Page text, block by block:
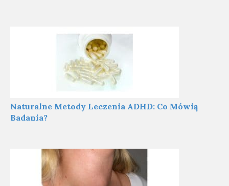
Naturalne Metody Leczenia ADHD: Co Mówią
Badania?